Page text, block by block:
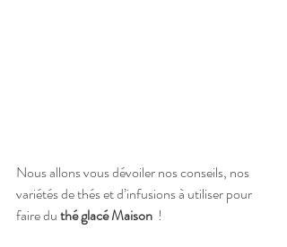
Nous allons vous dévoiler nos conseils, nos
variétés de thés et d’infusions à utiliser pour
faire du thé glacé Maison
  !